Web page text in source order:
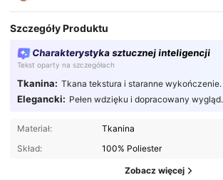
Szczegóły Produktu
Charakterystyka sztucznej inteligencji
Tekst oparty na szczegółach
Tkanina: Tkana tekstura i staranne wykończenie.
Elegancki: Pełen wdzięku i dopracowany wygląd.
Materiał:
Tkanina
Skład:
100% Poliester
Zobacz więcej